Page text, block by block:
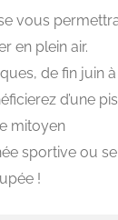
vous
en plein air.
de fin juin
d’une
mitoyen
sportive ou
!